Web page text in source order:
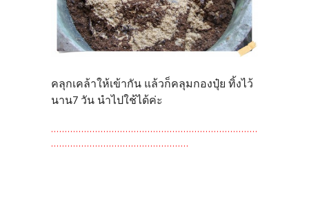
คลุกเคล้าให้เข้ากัน แล้วก็คลุมกองปุ๋ย ทิ้งไว้
นาน7 วัน นำไปใช้ได้ค่ะ
...........................................................................
..................................................